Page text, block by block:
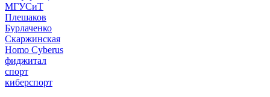
МГУСиТ
Плешаков
Бурлаченко
Скаржинская
Homo Cyberus
фиджитал
спорт
киберспорт